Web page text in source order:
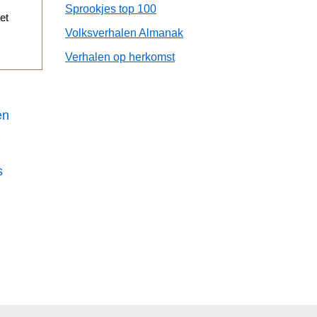
Sprookjes top 100
Volksverhalen Almanak
Verhalen op herkomst